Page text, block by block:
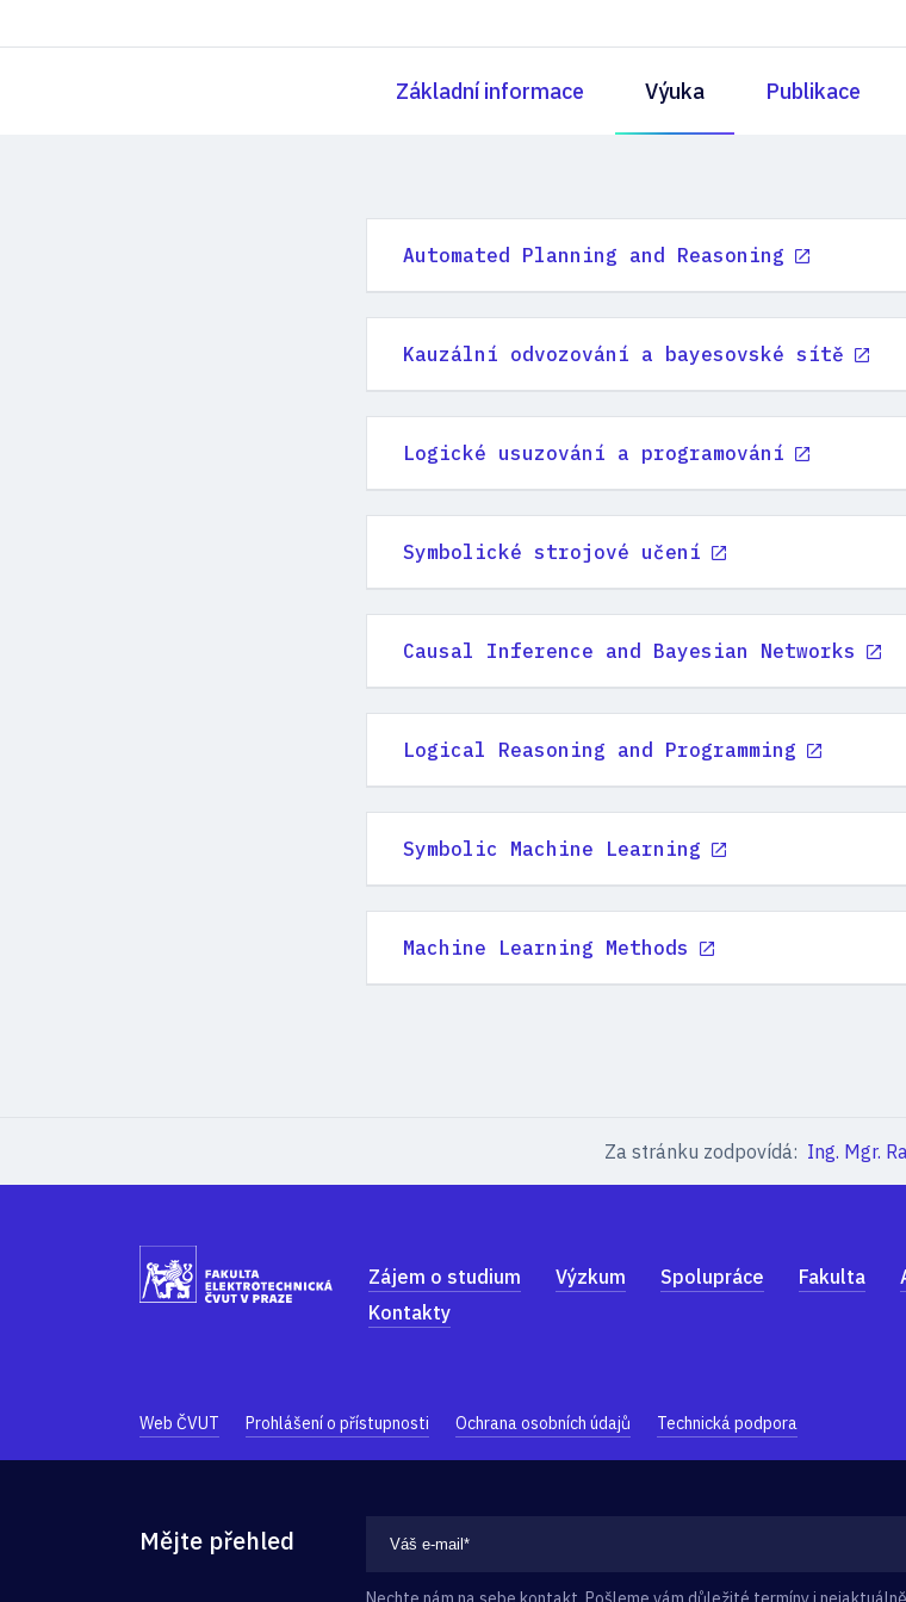
Základní informace Výuka Publikace
Automated Planning and Reasoning
Kauzální odvozování a bayesovské sítě
Logické usuzování a programování
Symbolické strojové učení
Causal Inference and Bayesian Networks
Logical Reasoning and Programming
Symbolic Machine Learning
Machine Learning Methods
Za stránku zodpovídá: Ing. Mgr.
Zájem o studium Výzkum Spolupráce Fakulta
Kontakty
Web ČVUT Prohlášení o přístupnosti Ochrana osobních údajů Technická podpora
Mějte přehled